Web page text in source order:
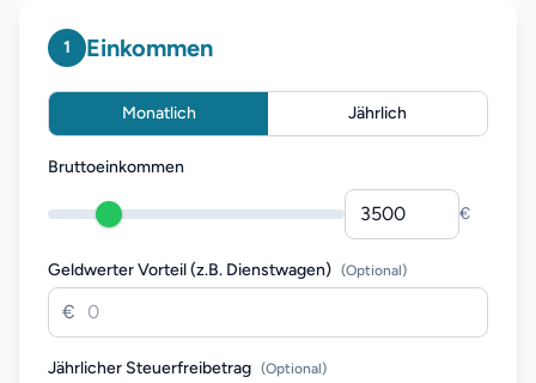
1 Einkommen
Monatlich Jährlich
Bruttoeinkommen
€
Geldwerter Vorteil (z.B. Dienstwagen) (Optional)
€
Jährlicher Steuerfreibetrag (Optional)